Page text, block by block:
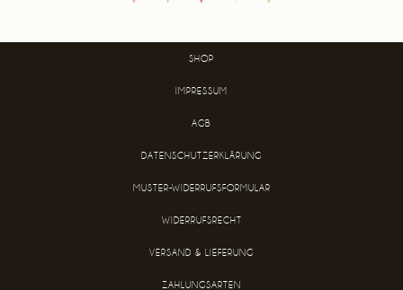
SHOP
IMPRESSUM
AGB
DATENSCHUTZERKLÄRUNG
MUSTER-WIDERRUFSFORMULAR
WIDERRUFSRECHT
VERSAND & LIEFERUNG
ZAHLUNGSARTEN